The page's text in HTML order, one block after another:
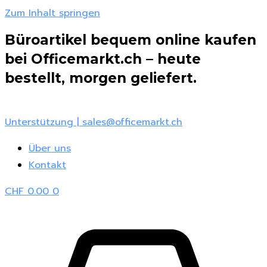
Zum Inhalt springen
Büroartikel bequem online kaufen
bei Officemarkt.ch – heute
bestellt, morgen geliefert.
Unterstützung | sales@officemarkt.ch
Über uns
Kontakt
CHF0.00 0